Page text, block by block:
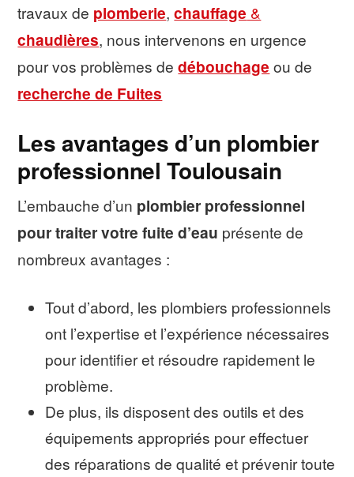
travaux de plomberie,chauffage &
chaudières, nous intervenons en urgence
pour vos problèmes dedébouchage ou de
recherche de Fuites
Les avantages d’un plombier
professionnel Toulousain
L’embauche d’un plombier professionnel
pour traiter votre fuite d’eau présente de
nombreux avantages :
Tout d’abord, les plombiers professionnels
ont l’expertise et l’expérience nécessaires
pour identifier et résoudre rapidement le
problème.
De plus, ils disposent des outils et des
équipements appropriés pour effectuer
des réparations de qualité et prévenir toute